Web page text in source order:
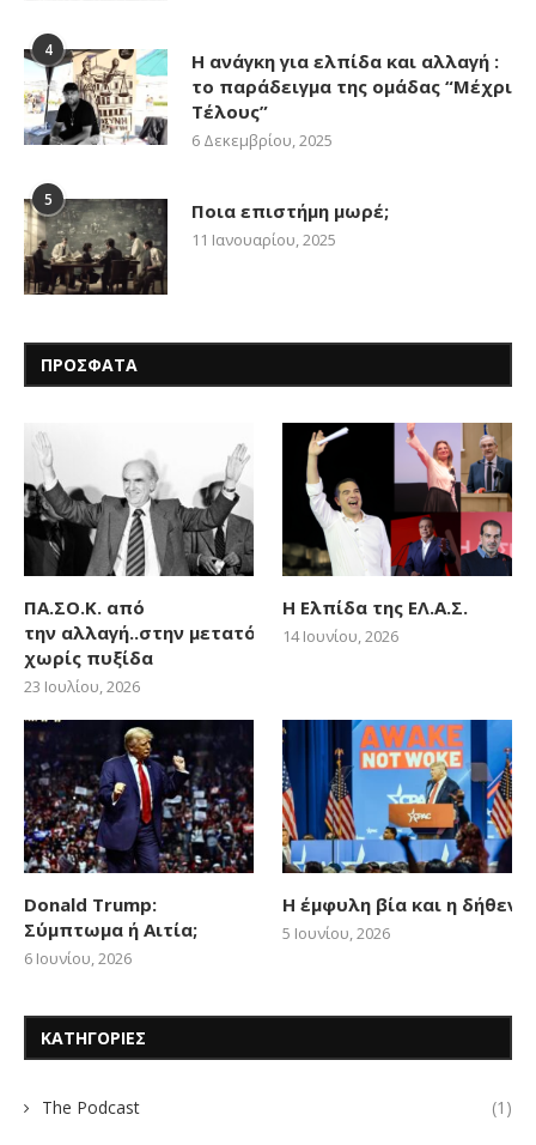
4
Η ανάγκη για ελπίδα και αλλαγή :
το παράδειγμα της ομάδας “Μέχρι
Τέλους”
6 Δεκεμβρίου, 2025
5 Ποια επιστήμη μωρέ;
11 Ιανουαρίου, 2025
ΠΡΟΣΦΑΤΑ
ΠΑ.ΣΟ.Κ. από
την αλλαγή..στην μετατόπιση
χωρίς πυξίδα
23 Ιουλίου, 2026
Η Ελπίδα της ΕΛ.Α.Σ.
14 Ιουνίου, 2026
Donald Trump:
Σύμπτωμα ή Αιτία;
6 Ιουνίου, 2026
Η έμφυλη βία και η δήθεν
5 Ιουνίου, 2026
ΚΑΤΗΓΟΡΙΕΣ
The Podcast (1)